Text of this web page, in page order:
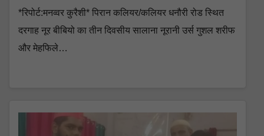
*रिपोर्ट:मनव्वर कुरैशी* पिरान कलियर/कलियर धनौरी रोड स्थित
दरगाह नूर बीबियो का तीन दिवसीय सालाना नूरानी उर्स गुशल शरीफ
और मेहफिले…